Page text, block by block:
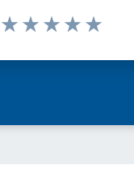
Valuta da 1 a 5 stelle la pagina